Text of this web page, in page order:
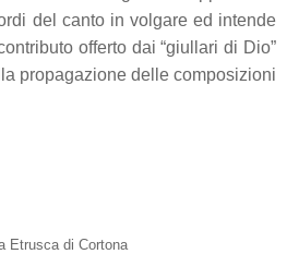
del canto in volgare ed intende
offerto dai “giullari di Dio”
propagazione delle composizioni
Etrusca di Cortona